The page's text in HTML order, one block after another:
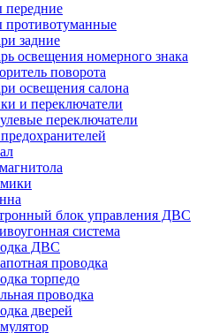
задние
освещения номерного знака
поворота
освещения салона
и переключатели
переключатели
блок управления ДВС
система
ДВС
проводка
торпедо
проводка
дверей